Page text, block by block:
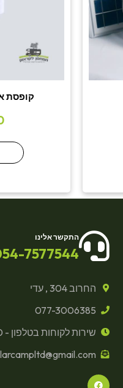
קופסת
התקשר אלינו
7577544
החרוב 304 , עדי
077-3006385
שירות לקוחות בטלפון - 8:00-18:00
F